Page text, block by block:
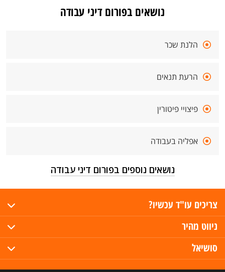
נושאים בפורום דיני עבודה
הלנת שכר
הרעת תנאים
פיצויי פיטורין
אפליה בעבודה
נושאים נוספים בפורום דיני עבודה
צריכים עו"ד עכשיו?
ניווט מהיר
סושיאל